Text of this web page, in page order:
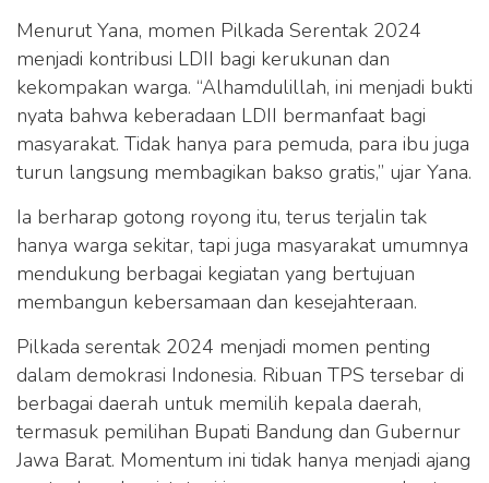
Menurut Yana, momen Pilkada Serentak 2024
menjadi kontribusi LDII bagi kerukunan dan
kekompakan warga. “Alhamdulillah, ini menjadi bukti
nyata bahwa keberadaan LDII bermanfaat bagi
masyarakat. Tidak hanya para pemuda, para ibu juga
turun langsung membagikan bakso gratis,” ujar Yana.
Ia berharap gotong royong itu, terus terjalin tak
hanya warga sekitar, tapi juga masyarakat umumnya
mendukung berbagai kegiatan yang bertujuan
membangun kebersamaan dan kesejahteraan.
Pilkada serentak 2024 menjadi momen penting
dalam demokrasi Indonesia. Ribuan TPS tersebar di
berbagai daerah untuk memilih kepala daerah,
termasuk pemilihan Bupati Bandung dan Gubernur
Jawa Barat. Momentum ini tidak hanya menjadi ajang